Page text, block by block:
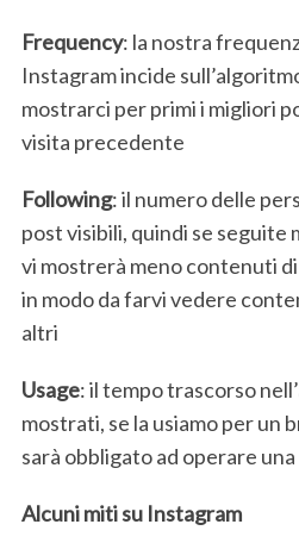
Frequency: la nostra
Instagram incide
mostrarci per primi i migliori
visita precedente
Following: il numero delle
post visibili, quindi se seguite
vi mostrerà meno contenuti
in modo da farvi vedere
altri
Usage: il tempo trascorso
mostrati, se la usiamo per un
sarà obbligato ad operare
Alcuni miti su Instagram